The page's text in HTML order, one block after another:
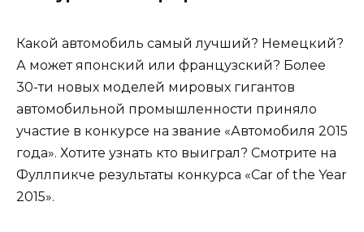
Какой автомобиль самый лучший? Немецкий?
А может японский или французский? Более
30-ти новых моделей мировых гигантов
автомобильной промышленности приняло
участие в конкурсе на звание «Автомобиля 2015
года». Хотите узнать кто выиграл? Смотрите на
Фуллпикче результаты конкурса «Car of the Year
2015».